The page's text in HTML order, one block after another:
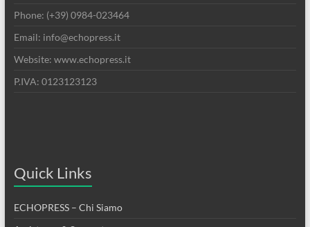
Phone: (+39) 0984-023464
Email: info@echopress.it
Website: www.echopress.it
P.IVA: 0123123123
Quick Links
ECHOPRESS – Chi Siamo